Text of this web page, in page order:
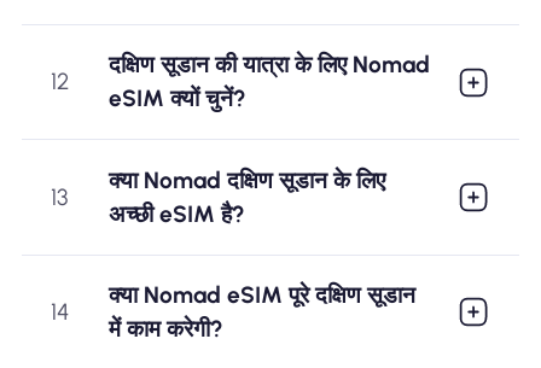
12
दक्षिण सूडान की यात्रा के लिए Nomad
eSIM क्यों चुनें?
13
क्या Nomad दक्षिण सूडान के लिए
अच्छी eSIM है?
14
क्या Nomad eSIM पूरे दक्षिण सूडान
में काम करेगी?